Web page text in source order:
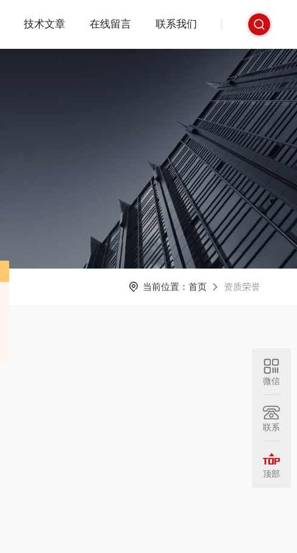
技术文章 在线留言 联系我们
当前位置： 首页 资质荣誉
微信
联系
顶部